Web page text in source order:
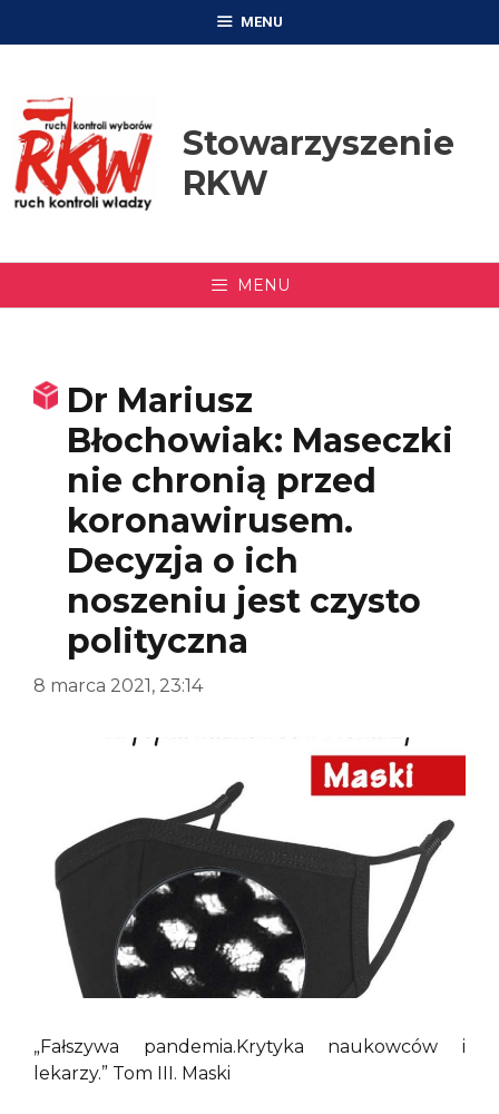
MENU
Stowarzyszenie
RKW
MENU
Dr Mariusz
Błochowiak: Maseczki
nie chronią przed
koronawirusem.
Decyzja o ich
noszeniu jest czysto
polityczna
8 marca 2021, 23:14
„Fałszywa pandemia.Krytyka naukowców i
lekarzy.” Tom III. Maski